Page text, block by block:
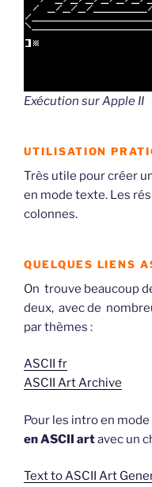
Exécution sur Apple II
UTILISATION
Très utile pour créer
en mode texte. Les
colonnes.
QUELQUES LIENS
On trouve beaucoup
deux, avec de
par thèmes :
ASCII fr
ASCII Art Archive
Pour les intro en
en ASCII artavec un
Text to ASCII Art